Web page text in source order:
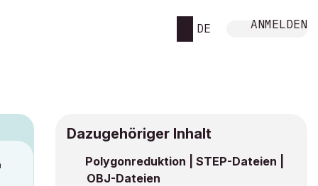
DE ANMELDEN
Dazugehöriger Inhalt
Polygonreduktion | STEP-Dateien |
OBJ-Dateien